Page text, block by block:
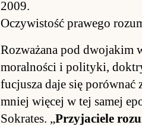
2009.
Oczywistość prawego
Roz­ważana pod dwoja­kim
mo­ral­no­ści i po­li­ty­ki,
fucjusza daje się po­rów­nać
mniej wię­cej w tej sa­mej
So­krates. „Przy­ja­ciele